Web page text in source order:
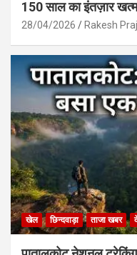
150 साल का इंतज़ार
28/04/2026 Rakesh
खेल छिन्दवाड़ा ताजा खबर